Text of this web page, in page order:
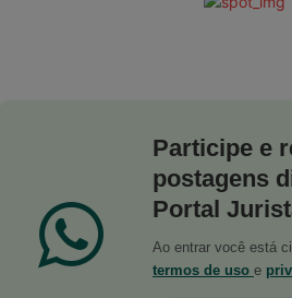
Participe e
postagens
Portal
Ao entrar você está
termos de uso e